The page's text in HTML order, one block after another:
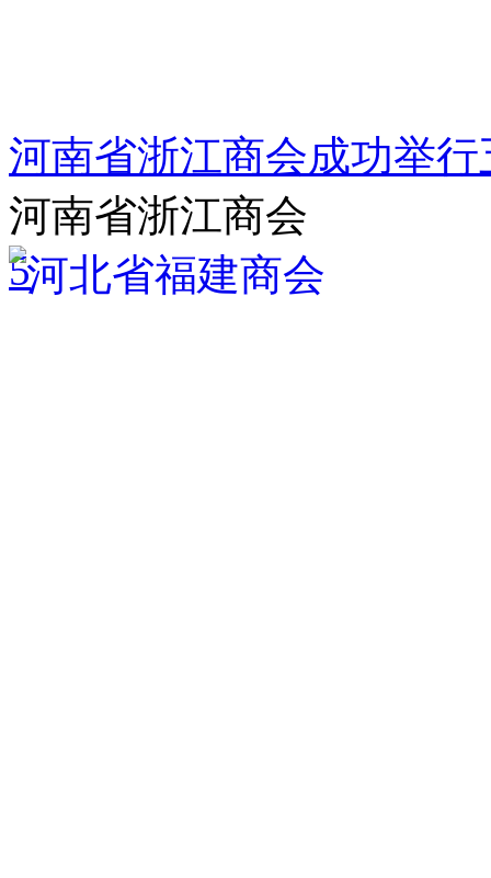
河南省浙江商会成功举
河南省浙江商会
5